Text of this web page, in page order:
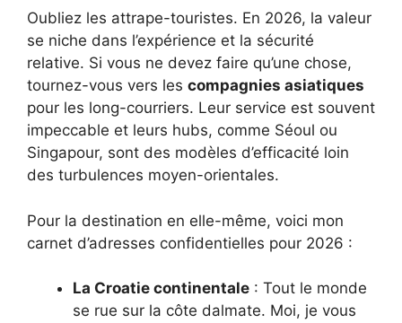
Oubliez les attrape-touristes. En 2026, la valeur
se niche dans l’expérience et la sécurité
relative. Si vous ne devez faire qu’une chose,
tournez-vous vers les compagnies asiatiques
pour les long-courriers. Leur service est souvent
impeccable et leurs hubs, comme Séoul ou
Singapour, sont des modèles d’efficacité loin
des turbulences moyen-orientales.
Pour la destination en elle-même, voici mon
carnet d’adresses confidentielles pour 2026 :
La Croatie continentale : Tout le monde
se rue sur la côte dalmate. Moi, je vous